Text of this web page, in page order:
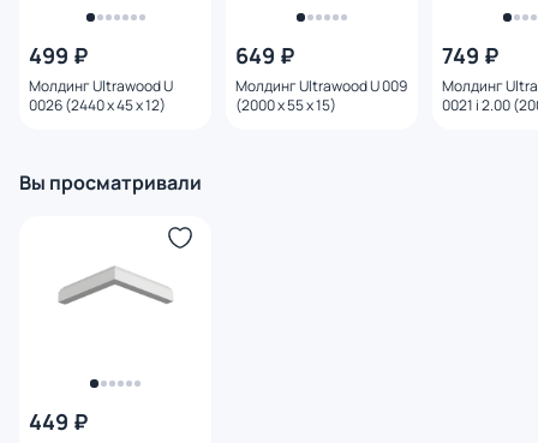
499 ₽
Молдинг Ultrawood U
0026 (2440 х 45 х 12)
649 ₽
Молдинг Ultrawood U 009
(2000 х 55 х 15)
749 ₽
Молдинг
0021 i 2.00
Вы просматривали
449 ₽